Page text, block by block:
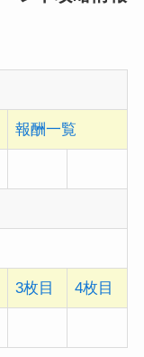
報酬一覧
3枚目 4枚目